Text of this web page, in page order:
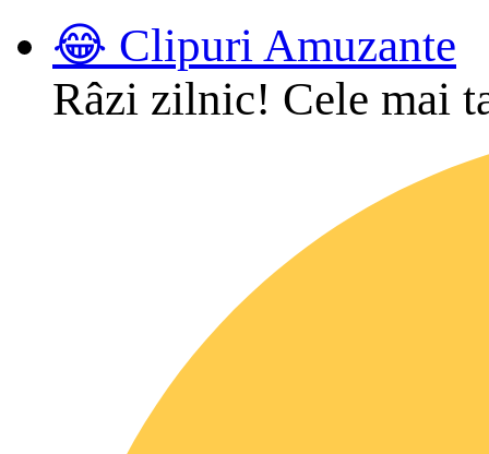
😂 Clipuri Amuzante
Râzi zilnic! Cele mai